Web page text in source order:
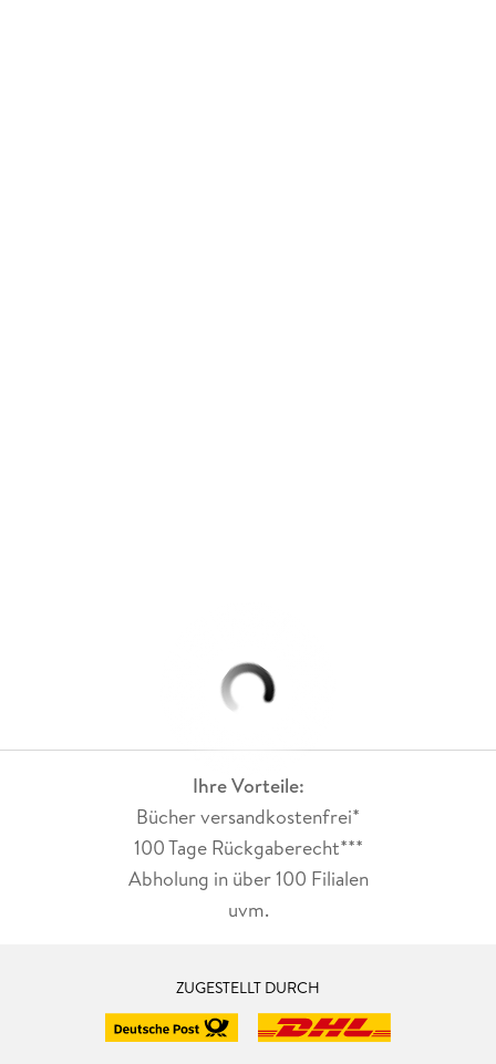
Ihre Vorteile:
Bücher versandkostenfrei*
100 Tage Rückgaberecht***
Abholung in über 100 Filialen
uvm.
ZUGESTELLT DURCH